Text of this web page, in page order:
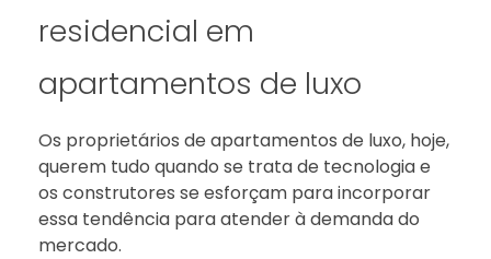
residencial em
apartamentos de luxo
Os proprietários de apartamentos de luxo, hoje,
querem tudo quando se trata de tecnologia e
os construtores se esforçam para incorporar
essa tendência para atender à demanda do
mercado.